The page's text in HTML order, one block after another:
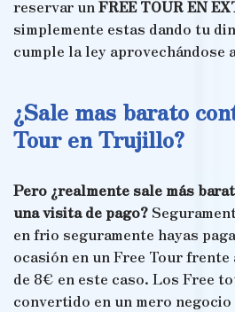
reservar unFREE TOUR EN
simplemente estas dando tu
cumple la ley aprovechándose
¿Sale mas barato
Tour en Trujillo?
Pero ¿realmente sale más
una visita de pago?
en frio seguramente hayas
ocasión en un Free Tour frente
de 8€ en este caso. Los Free
convertido en un mero